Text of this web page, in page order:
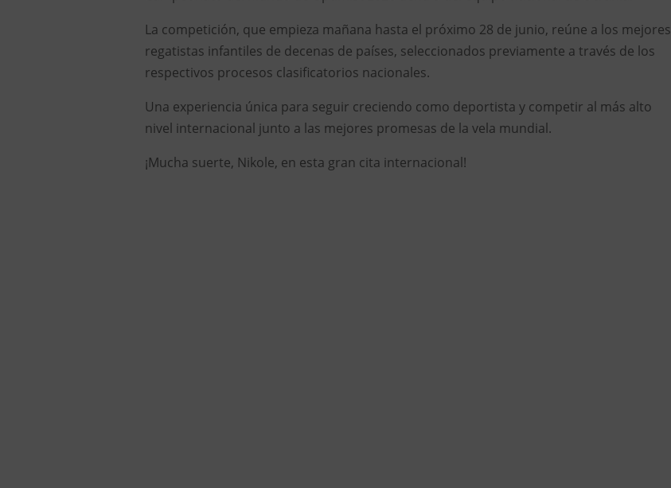
La competición, que empieza mañana hasta el próximo 28 de junio, reúne a los mejores
regatistas infantiles de decenas de países, seleccionados previamente a través de los
respectivos procesos clasificatorios nacionales.
Una experiencia única para seguir creciendo como deportista y competir al más alto
nivel internacional junto a las mejores promesas de la vela mundial.
¡Mucha suerte, Nikole, en esta gran cita internacional!